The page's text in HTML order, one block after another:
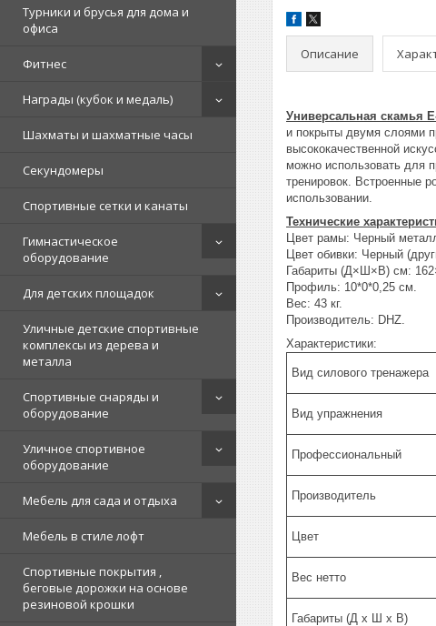
Турники и брусья для дома и
офиса
Фитнес
Награды (кубок и медаль)
Шахматы и шахматные часы
Секундомеры
Спортивные сетки и канаты
Гимнастическое
оборудование
Для детских площадок
Уличные детские спортивные
комплексы из дерева и
металла
Спортивные снаряды и
оборудование
Уличное спортивное
оборудование
Мебель для сада и отдыха
Мебель в стиле лофт
Спортивные покрытия ,
беговые дорожки на основе
резиновой крошки
Описание
Универсальная скамья
и покрыты двумя слоями
высококачественной
можно использовать для
тренировок. Встроенные
использовании.
Технические
Цвет рамы: Черный
Цвет обивки: Черный
Габариты (Д×Ш×В) см:
Профиль: 10*0*0,25 см.
Вес: 43 кг.
Производитель: DHZ.
Характеристики:
Вид силового тренажера
Вид упражнения
Профессиональный
Производитель
Цвет
Вес нетто
Габариты (Д х Ш х В)